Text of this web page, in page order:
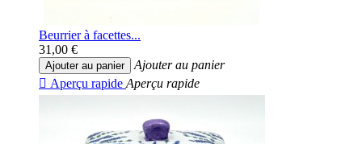
Beurrier à facettes...
31,00 €
Ajouter au panier
Ajouter au panier
 Aperçu rapide Aperçu rapide